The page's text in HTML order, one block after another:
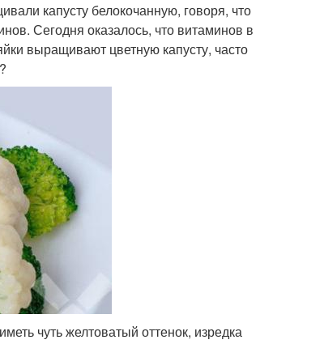
капусту белокочанную, говоря, что
Сегодня оказалось, что витаминов в
выращивают цветную капусту, часто
чуть желтоватый оттенок, изредка